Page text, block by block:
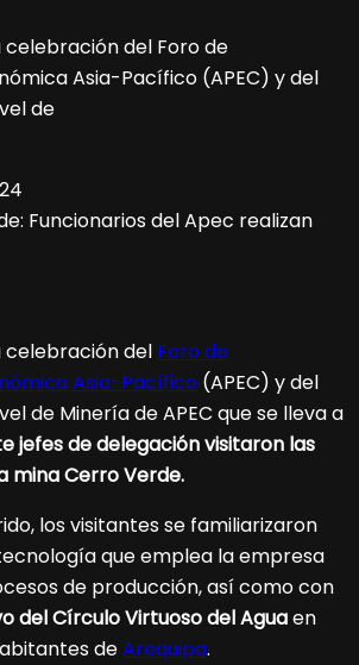
del Foro de
Asia-Pacífico (APEC) y del
de
del Foro de
Asia-Pacífico (APEC) y del
de Minería de APEC que se lleva a
jefes de delegación visitaron las
mina Cerro Verde.
los visitantes se familiarizaron
que emplea la empresa
de producción, así como con
del Círculo Virtuoso del Aguaen
deArequipa.